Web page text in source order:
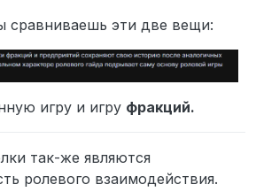
сравниваешь эти две вещи:
игру и игру фракций.
так-же являются
ролевого взаимодействия.